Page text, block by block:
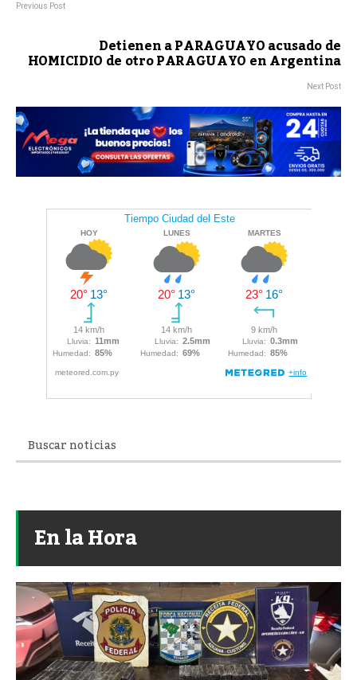
Previous Post
Detienen a PARAGUAYO acusado de
HOMICIDIO de otro PARAGUAYO en Argentina
Next Post
En la Hora